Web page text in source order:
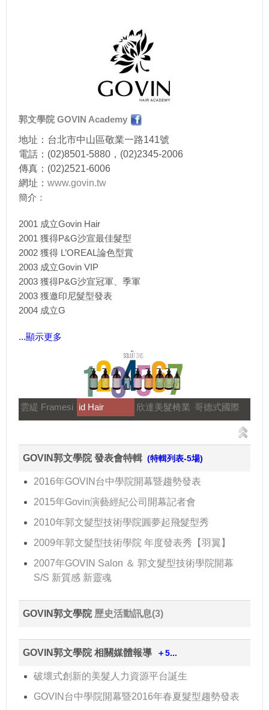
郭文學院 GOVIN Academy
地址：台北市中山區敬業一路141號
電話：(02)8501-5880，(02)2345-2006
傳真：(02)2521-6006
網址： www.govin.tw
簡介：
2001 成立Govin Hair
2001 獲得P&G沙宣最佳髮型
2002 獲得 L’OREAL論色型賞
2003 成立Govin VIP
2003 獲得P&G沙宣冠軍、季軍
2003 獲邀印尼髮型發表
2004 成立G
...顯示更多
雲緹 Framesi id Hair 欣達美髮椅業 哥德式國際
GOVIN郭文學院 發表會特輯 (特輯列表-5場)
2016年GOVIN台中學院開幕暨趨勢發表
2015年Govin演藝經紀公司開幕記者會
2010年郭文髮型技術學院圓夢起飛髮型秀
2009年郭文髮型技術學院 年度發表秀【羽翼】
2007年GOVIN Salon ＆ 郭文髮型技術學院開幕
S/S 新質感 新靈魂
GOVIN郭文學院 歷史活動訊息(3)
GOVIN郭文學院 相關媒體報導 ＋5...
破壞式創新的美髮人力資源平台誕生
GOVIN台中學院開幕暨2016年春夏髮型趨勢發表